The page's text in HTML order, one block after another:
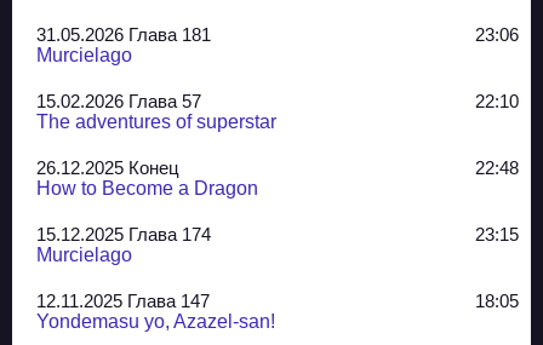
31.05.2026 Глава 181
23:06
Murcielago
15.02.2026 Глава 57
22:10
The adventures of superstar
26.12.2025 Конец
22:48
How to Become a Dragon
15.12.2025 Глава 174
23:15
Murcielago
12.11.2025 Глава 147
18:05
Yondemasu yo, Azazel-san!